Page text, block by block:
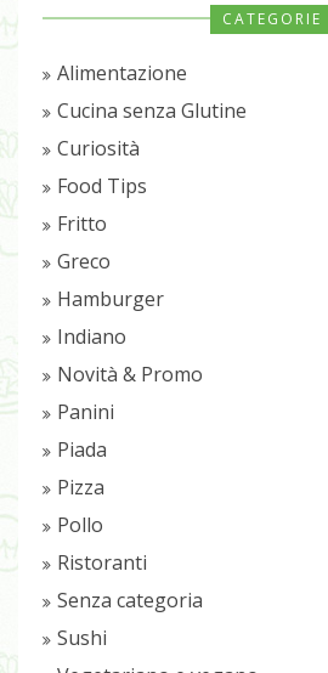
CATEGORIE
Alimentazione
Cucina senza Glutine
Curiosità
Food Tips
Fritto
Greco
Hamburger
Indiano
Novità & Promo
Panini
Piada
Pizza
Pollo
Ristoranti
Senza categoria
Sushi